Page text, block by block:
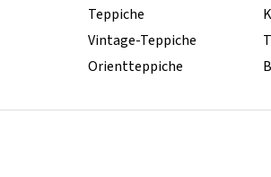
Teppiche
Vintage-Teppiche
Orientteppiche